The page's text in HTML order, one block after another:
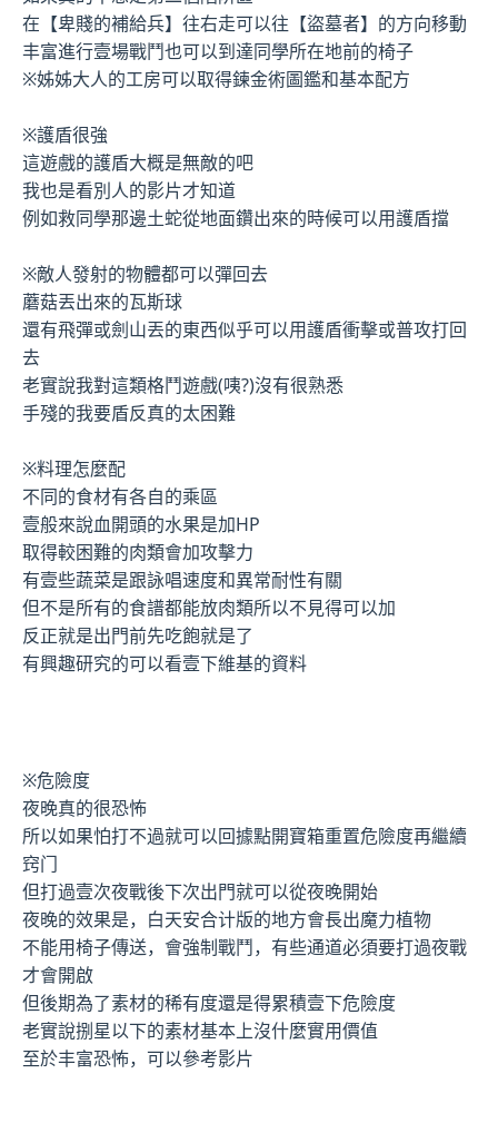
在【卑賤的補給兵】往右走可以往【盜墓者】的方向移動
丰富進行壹場戰鬥也可以到達同學所在地前的椅子
※姊姊大人的工房可以取得鍊金術圖鑑和基本配方
※護盾很強
這遊戲的護盾大概是無敵的吧
我也是看別人的影片才知道
例如救同學那邊土蛇從地面鑽出來的時候可以用護盾擋
※敵人發射的物體都可以彈回去
蘑菇丟出來的瓦斯球
還有飛彈或劍山丟的東西似乎可以用護盾衝擊或普攻打回
去
老實說我對這類格鬥遊戲(咦?)沒有很熟悉
手殘的我要盾反真的太困難
※料理怎麼配
不同的食材有各自的乘區
壹般來說血開頭的水果是加HP
取得較困難的肉類會加攻擊力
有壹些蔬菜是跟詠唱速度和異常耐性有關
但不是所有的食譜都能放肉類所以不見得可以加
反正就是出門前先吃飽就是了
有興趣研究的可以看壹下維基的資料
※危險度
夜晚真的很恐怖
所以如果怕打不過就可以回據點開寶箱重置危險度再繼續
窍门
但打過壹次夜戰後下次出門就可以從夜晚開始
夜晚的效果是，白天安合计版的地方會長出魔力植物
不能用椅子傳送，會強制戰鬥，有些通道必須要打過夜戰
才會開啟
但後期為了素材的稀有度還是得累積壹下危險度
老實說捌星以下的素材基本上沒什麼實用價值
至於丰富恐怖，可以參考影片